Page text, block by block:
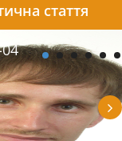
стаття
04
08-05